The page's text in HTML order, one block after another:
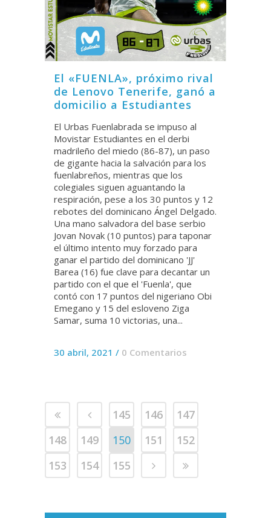
El «FUENLA», próximo rival
de Lenovo Tenerife, ganó a
domicilio a Estudiantes
El Urbas Fuenlabrada se impuso al
Movistar Estudiantes en el derbi
madrileño del miedo (86-87), un paso
de gigante hacia la salvación para los
fuenlabreños, mientras que los
colegiales siguen aguantando la
respiración, pese a los 30 puntos y 12
rebotes del dominicano Ángel Delgado.
Una mano salvadora del base serbio
Jovan Novak (10 puntos) para taponar
el último intento muy forzado para
ganar el partido del dominicano 'JJ'
Barea (16) fue clave para decantar un
partido con el que el 'Fuenla', que
contó con 17 puntos del nigeriano Obi
Emegano y 15 del esloveno Ziga
Samar, suma 10 victorias, una...
30 abril, 2021 / 0 Comentarios
145 146
147
148
149 150 151
152
153
154 155